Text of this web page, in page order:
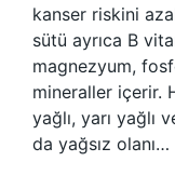
kanser riskini
sütü ayrıca B
magnezyum,
mineraller içerir.
yağlı, yarı yağlı
da yağsız olanı…